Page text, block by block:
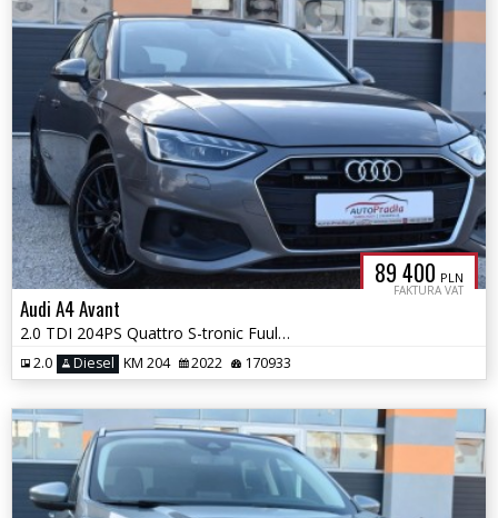
89 400 PLN
FAKTURA VAT
Audi A4 Avant
2.0 TDI 204PS Quattro S-tronic Fuul Ledy Matrix Łopatki VAT-23%
2.0 Diesel KM 204 2022 170933